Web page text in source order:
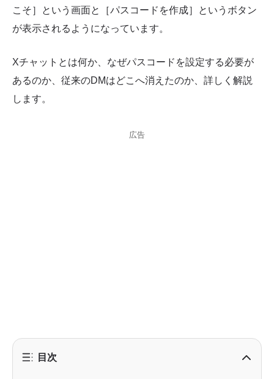
こそ］という画面と［パスコードを作成］というボタン
が表示されるようになっています。
Xチャットとは何か、なぜパスコードを設定する必要が
あるのか、従来のDMはどこへ消えたのか、詳しく解説
します。
広告
目次